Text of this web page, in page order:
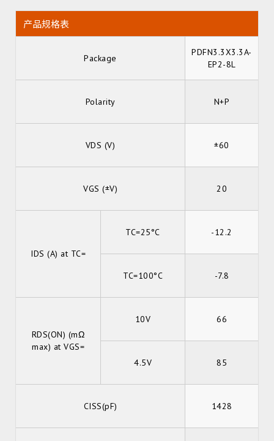
产品规格表
Package
PDFN3.3X3.3A-
EP2-8L
Polarity N+P
VDS (V) ±60
VGS (±V) 20
IDS (A) at TC=
TC=25°C -12.2
TC=100°C -7.8
RDS(ON) (mΩ
max) at VGS=
10V 66
4.5V 85
CISS(pF) 1428